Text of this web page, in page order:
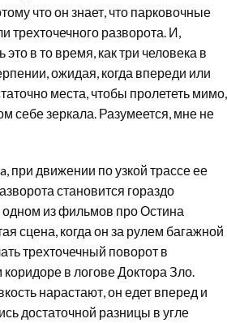
что он знает, что парковочные
трехточечного разворота. И,
в то время, как три человека в
ожидая, когда впереди или
места, чтобы пролететь мимо,
себе зеркала. Разумеется, мне не
при движении по узкой трассе ее
становится гораздо
из фильмов про Остина
сцена, когда он за рулем багажной
трехточечный поворот в
в логове Доктора Зло.
нарастают, он едет вперед и
достаточной разницы в угле